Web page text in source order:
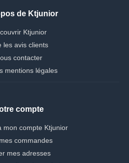
de Ktjunior
Ktjunior
les avis clients
contacter
mentions légales
compte
mon compte Ktjunior
commandes
mes adresses